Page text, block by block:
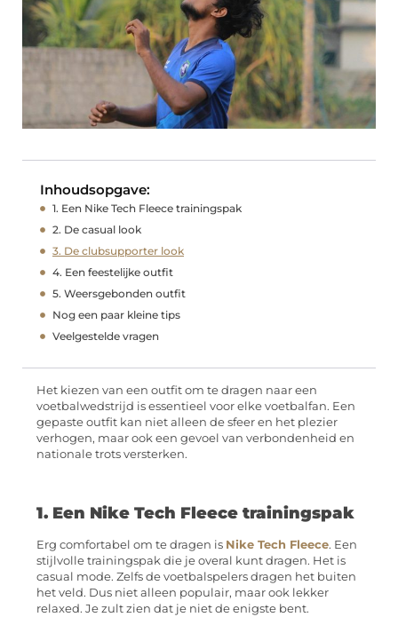
Inhoudsopgave:
1. Een Nike Tech Fleece trainingspak
2. De casual look
3. De clubsupporter look
4. Een feestelijke outfit
5. Weersgebonden outfit
Nog een paar kleine tips
Veelgestelde vragen
Het kiezen van een outfit om te dragen naar een
voetbalwedstrijd is essentieel voor elke voetbalfan. Een
gepaste outfit kan niet alleen de sfeer en het plezier
verhogen, maar ook een gevoel van verbondenheid en
nationale trots versterken.
1. Een Nike Tech Fleece trainingspak
Erg comfortabel om te dragen is Nike Tech Fleece. Een
stijlvolle trainingspak die je overal kunt dragen. Het is
casual mode. Zelfs de voetbalspelers dragen het buiten
het veld. Dus niet alleen populair, maar ook lekker
relaxed. Je zult zien dat je niet de enigste bent.